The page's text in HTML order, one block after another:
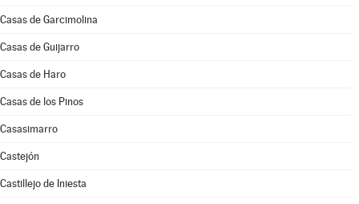
Casas de Garcimolina
Casas de Guijarro
Casas de Haro
Casas de los Pinos
Casasimarro
Castejón
Castillejo de Iniesta